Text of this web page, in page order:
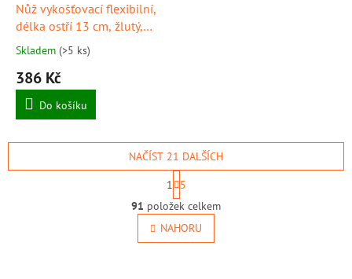
Nůž vykošťovací flexibilní,
délka ostří 13 cm, žlutý,
provedení "PrimeLine",
GIESSER
Skladem (>5 ks)
386 Kč
Do košíku
O
v
l
á
NAČÍST 21 DALŠÍCH
S
t
r
á
n
k
1
5
91 položek celkem
NAHORU